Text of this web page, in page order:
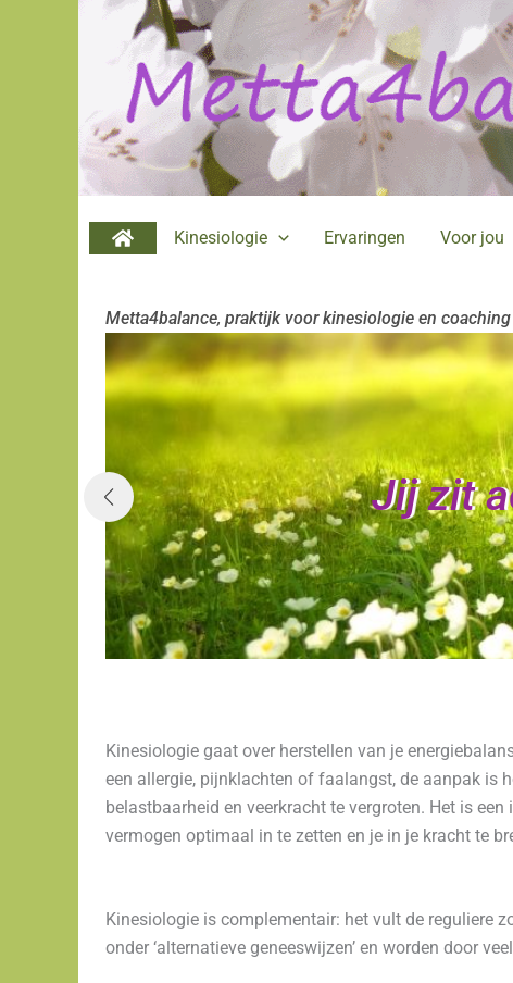
Kinesiologie Ervaringen Voor jou
Metta4balance, praktijk voor kinesiologie en coaching
Jij zit
Kinesiologie gaat over herstellen van je
een allergie, pijnklachten of faalangst, de aanpak is
belastbaarheid en veerkracht te vergroten. Het is
vermogen optimaal in te zetten en je in je kracht te
Kinesiologie is complementair: het vult de reguliere
onder ‘alternatieve geneeswijzen’ en worden door